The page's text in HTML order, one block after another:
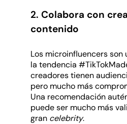
2. Colabora con
contenido
Los microinfluencers son
la tendencia
creadores tienen
pero mucho más
Una recomendación
puede ser mucho más
gran celebrity.